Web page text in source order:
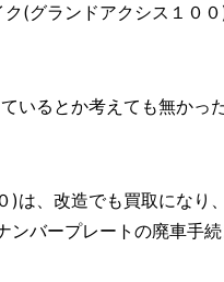
(グランドアクシス１０
いるとか考えても無か
は、改造でも買取になり
ンバープレートの廃車手